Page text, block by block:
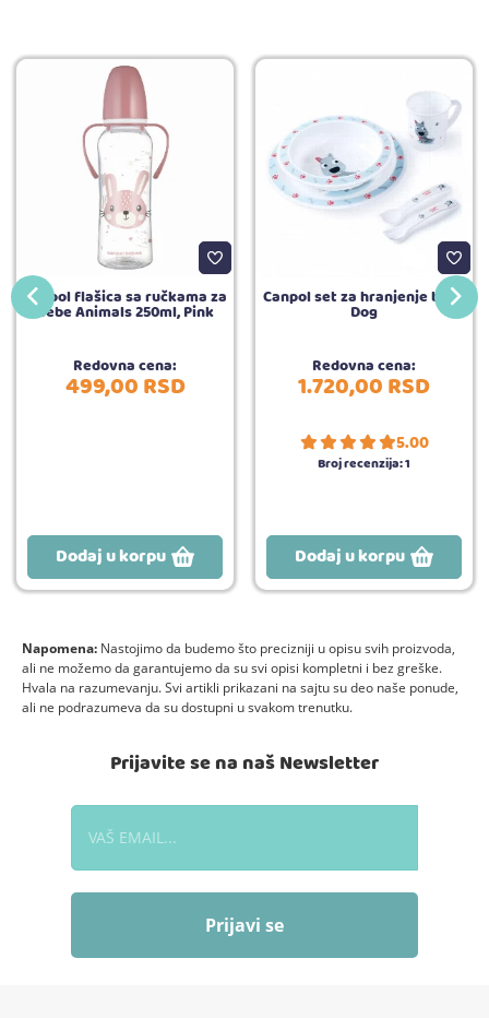
Canpol flašica sa ručkama za
bebe Animals 250ml, Pink
Redovna cena:
499,00RSD
Dodaj u korpu
Canpol set za hranjenje bebe
Dog
Redovna cena:
1.720,00RSD
5.00
Broj recenzija:1
Dodaj u korpu
Napomena: Nastojimo da budemo što precizniji u opisu svih proizvoda,
ali ne možemo da garantujemo da su svi opisi kompletni i bez greške.
Hvala na razumevanju. Svi artikli prikazani na sajtu su deo naše ponude,
ali ne podrazumeva da su dostupni u svakom trenutku.
Prijavite se na naš Newsletter
Prijavi se